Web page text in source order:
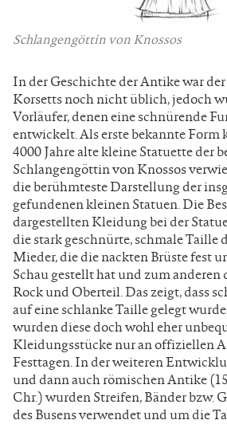
Schlangengöttin von Knossos
In der Geschichte der Antike war
Korsetts noch nicht üblich, jedoch
Vorläufer, denen eine schnürende
entwickelt. Als erste bekannte Form
4000 Jahre alte kleine Statuette der
Schlangengöttin von Knossos
die berühmteste Darstellung der
gefundenen kleinen Statuen. Die
dargestellten Kleidung bei der
die stark geschnürte, schmale Taille
Mieder, die die nackten Brüste fest
Schau gestellt hat und zum
Rock und Oberteil. Das zeigt, dass
auf eine schlanke Taille gelegt
wurden diese doch wohl eher
Kleidungsstücke nur an offiziellen
Festtagen. In der weiteren
und dann auch römischen Antike
Chr.) wurden Streifen, Bänder bzw.
des Busens verwendet und um die